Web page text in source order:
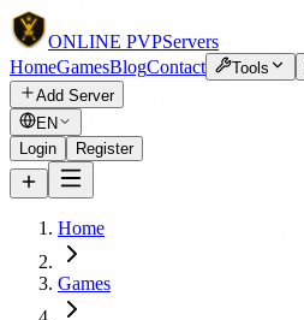
ONLINE PVPServers
HomeGamesBlogContact Tools
Add Server
EN
Login
Register
Home
Games